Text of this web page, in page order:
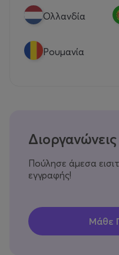
Ολλανδία
Ρουμανία
Πούλησε άμεσα
εγγραφής!